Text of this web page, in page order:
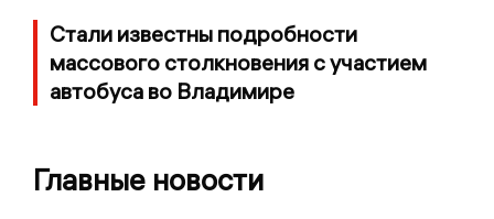
Стали известны подробности
массового столкновения с участием
автобуса во Владимире
Главные новости